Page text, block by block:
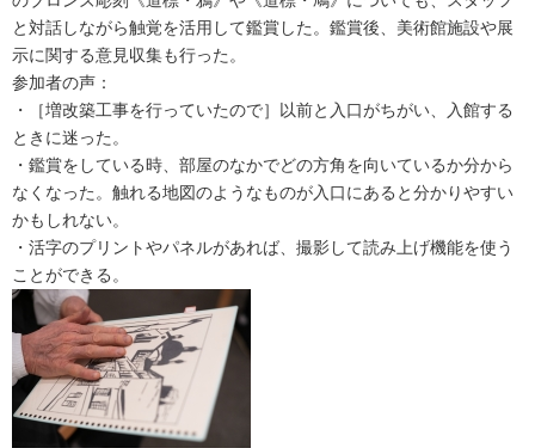
と対話しながら触覚を活用して鑑賞した。鑑賞後、美術館施設や展
示に関する意見収集も行った。
参加者の声：
・［増改築工事を行っていたので］以前と入口がちがい、入館する
ときに迷った。
・鑑賞をしている時、部屋のなかでどの方角を向いているか分から
なくなった。触れる地図のようなものが入口にあると分かりやすい
かもしれない。
・活字のプリントやパネルがあれば、撮影して読み上げ機能を使う
ことができる。